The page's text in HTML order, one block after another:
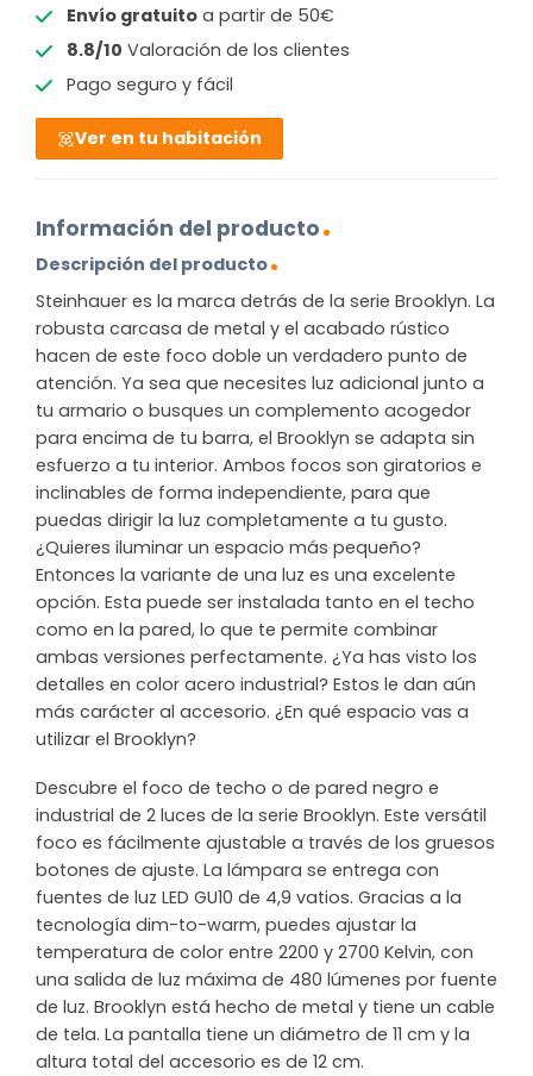
Envío gratuitoa partir de 50€
8.8/10 Valoración de los clientes
Pago seguro y fácil
Ver en tu habitación
Información del producto
Descripción del producto
Steinhauer es la marca detrás de la serie Brooklyn. La
robusta carcasa de metal y el acabado rústico
hacen de este foco doble un verdadero punto de
atención. Ya sea que necesites luz adicional junto a
tu armario o busques un complemento acogedor
para encima de tu barra, el Brooklyn se adapta sin
esfuerzo a tu interior. Ambos focos son giratorios e
inclinables de forma independiente, para que
puedas dirigir la luz completamente a tu gusto.
¿Quieres iluminar un espacio más pequeño?
Entonces la variante de una luz es una excelente
opción. Esta puede ser instalada tanto en el techo
como en la pared, lo que te permite combinar
ambas versiones perfectamente. ¿Ya has visto los
detalles en color acero industrial? Estos le dan aún
más carácter al accesorio. ¿En qué espacio vas a
utilizar el Brooklyn?
Descubre el foco de techo o de pared negro e
industrial de 2 luces de la serie Brooklyn. Este versátil
foco es fácilmente ajustable a través de los gruesos
botones de ajuste. La lámpara se entrega con
fuentes de luz LED GU10 de 4,9 vatios. Gracias a la
tecnología dim-to-warm, puedes ajustar la
temperatura de color entre 2200 y 2700 Kelvin, con
una salida de luz máxima de 480 lúmenes por fuente
de luz. Brooklyn está hecho de metal y tiene un cable
de tela. La pantalla tiene un diámetro de 11 cm y la
altura total del accesorio es de 12 cm.